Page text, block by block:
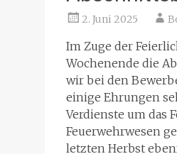
2. Juni 2025
Im Zuge der
Wochenende die
wir bei den
einige Ehrungen
Verdienste um das
Feuerwehrwesen
letzten Herbst